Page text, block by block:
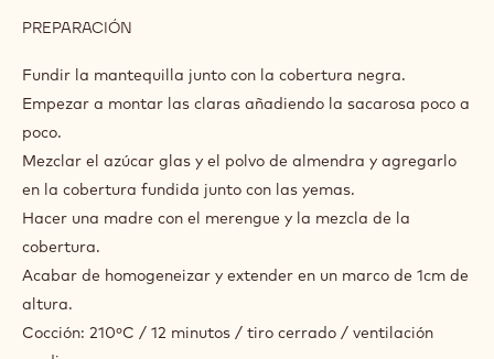
PREPARACIÓN
SIN
HARINA
Fundir la mantequilla junto con la cobertura negra.
Empezar a montar las claras añadiendo la sacarosa poco a
poco.
Mezclar el azúcar glas y el polvo de almendra y agregarlo
en la cobertura fundida junto con las yemas.
Hacer una madre con el merengue y la mezcla de la
cobertura.
Acabar de homogeneizar y extender en un marco de 1cm de
altura.
Cocción: 210ºC / 12 minutos / tiro cerrado / ventilación